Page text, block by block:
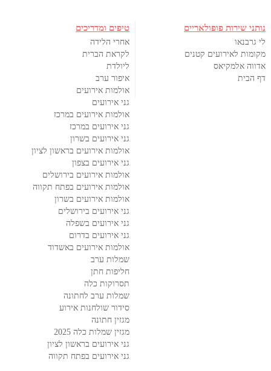
נותני שירות פופולאריים
לי גרבנאו
מקומות לאירועים קטנים
אדווה אלמקיאס
דף הבית
טיפים ומדריכים
אחרי הלידה
לקראת הברית
ליולדת
איפור ערב
אולמות אירועים
גני אירועים
אולמות אירועים במרכז
גני אירועים במרכז
גני אירועים בשרון
אולמות אירועים בראשון לציון
גני אירועים בצפון
אולמות אירועים בירושלים
אולמות אירועים בפתח תקווה
אולמות אירועים בשרון
גני אירועים בירושלים
גני אירועים בשפלה
גני אירועים בדרום
אולמות אירועים באשדוד
שמלות ערב
חליפות חתן
תסרוקות כלה
שמלות ערב לחתונה
סידור שולחנות אירוע
מגזין חתונה
מגזין שמלות כלה 2025
גני אירועים בראשון לציון
גני אירועים בפתח תקווה